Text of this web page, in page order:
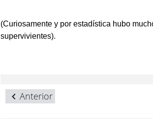
(Curiosamente y por estadística hubo
supervivientes).
Anterior